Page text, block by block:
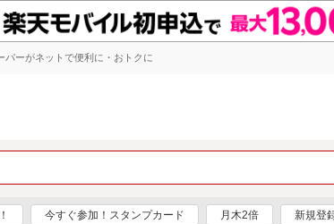
パーがネットで便利に・おトクに
今すぐ参加！スタンプカード 月木2倍 新規登